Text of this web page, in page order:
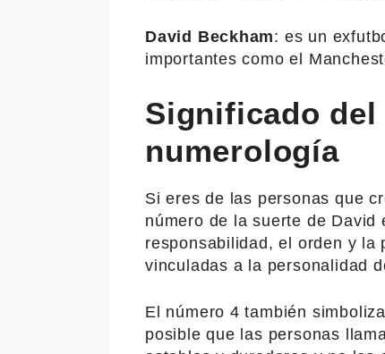
David Beckham: es un
importantes como el
Significado del
numerología
Si eres de las personas que
número de la suerte de
responsabilidad, el orden y la
vinculadas a la personalidad
El número 4 también
posible que las personas